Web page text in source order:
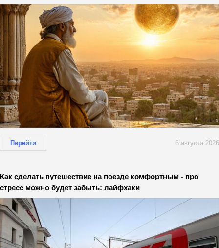
Перейти 6 августа 2026
Как сделать путешествие на поезде комфортным - про
стресс можно будет забыть: лайфхаки